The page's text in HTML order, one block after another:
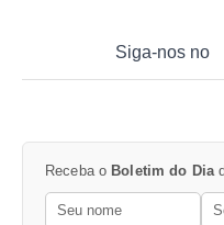
Siga-nos no
Receba o Boletim do Dia